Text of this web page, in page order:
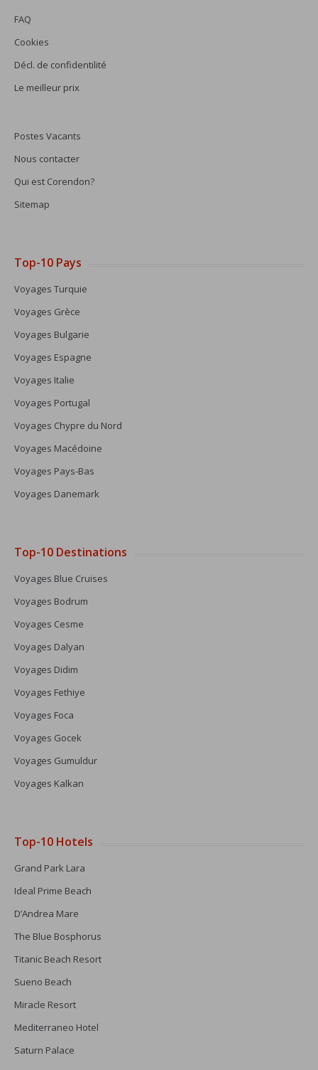
FAQ
Cookies
Décl. de confidentilité
Le meilleur prix
Postes Vacants
Nous contacter
Qui est Corendon?
Sitemap
Top-10 Pays
Voyages Turquie
Voyages Grèce
Voyages Bulgarie
Voyages Espagne
Voyages Italie
Voyages Portugal
Voyages Chypre du Nord
Voyages Macédoine
Voyages Pays-Bas
Voyages Danemark
Top-10 Destinations
Voyages Blue Cruises
Voyages Bodrum
Voyages Cesme
Voyages Dalyan
Voyages Didim
Voyages Fethiye
Voyages Foca
Voyages Gocek
Voyages Gumuldur
Voyages Kalkan
Top-10 Hotels
Grand Park Lara
Ideal Prime Beach
D’Andrea Mare
The Blue Bosphorus
Titanic Beach Resort
Sueno Beach
Miracle Resort
Mediterraneo Hotel
Saturn Palace